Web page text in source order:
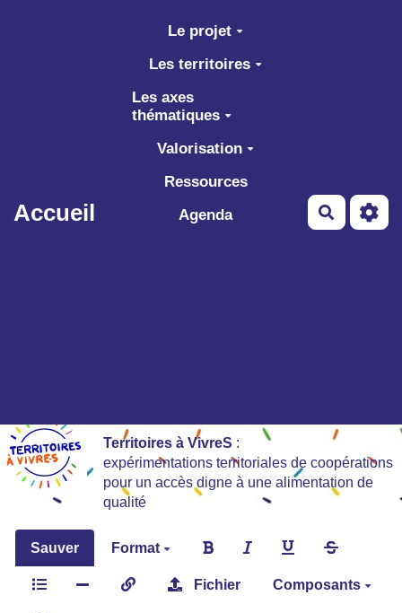
Aller au contenu principal
Accueil
Le projet
Les territoires
Les axes
thématiques
Valorisation
Ressources
Agenda
Territoires à VivreS :
expérimentations territoriales de coopérations
pour un accès digne à une alimentation de
qualité
Sauver Format
Fichier Composants